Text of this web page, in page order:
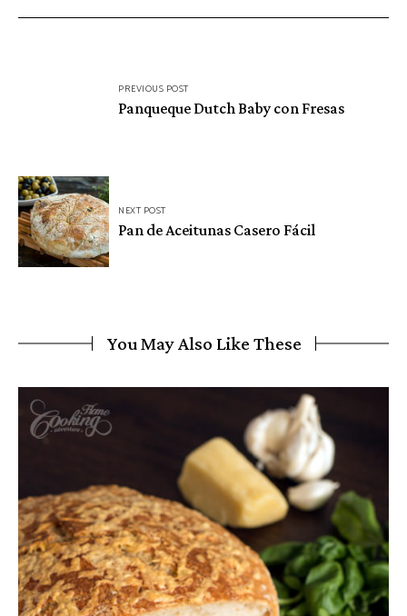
PREVIOUS POST
Panqueque Dutch Baby con Fresas
NEXT POST
Pan de Aceitunas Casero Fácil
You May Also Like These